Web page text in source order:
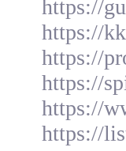
https://
https://
https://
https://
https://
https://